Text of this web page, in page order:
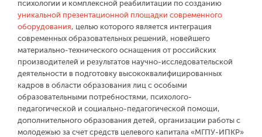
психологии и комплексной реабилитации по созданию
уникальной презентационной площадки современного
оборудования, целью которого является интеграция
современных образовательных решений, новейшего
материально-технического оснащения от российских
производителей и результатов научно-исследовательской
деятельности в подготовку высококвалифицированных
кадров в области образования лиц с особыми
образовательными потребностями, психолого-
педагогической и социально-педагогической помощи,
дополнительного образования детей, организации работы с
молодежью за счет средств целевого капитала «МГПУ-ИПКР»